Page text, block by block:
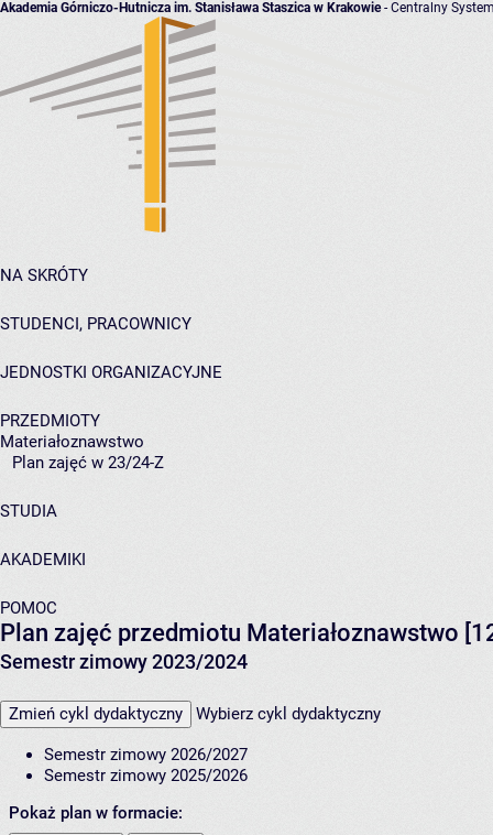
Akademia Górniczo-Hutnicza im. Stanisława Staszica w Krakowie- Centralny
NA SKRÓTY
STUDENCI, PRACOWNICY
JEDNOSTKI ORGANIZACYJNE
PRZEDMIOTY
Materiałoznawstwo
Plan zajęć w 23/24-Z
STUDIA
AKADEMIKI
POMOC
Plan zajęć przedmiotu Materiałoznawstwo
Semestr zimowy 2023/2024
Zmień cykl dydaktyczny Wybierz cykl dydaktyczny
Semestr zimowy 2026/2027
Semestr zimowy 2025/2026
Pokaż plan w formacie: